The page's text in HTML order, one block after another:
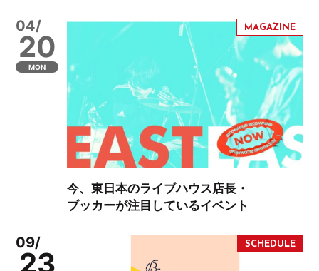
04/
20
MON
今、東日本のライブハウス店長・
ブッカーが注目しているイベント
09/
23